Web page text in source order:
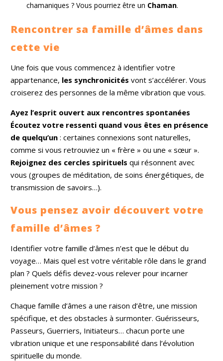
chamaniques ? Vous pourriez être un Chaman.
Rencontrer sa famille d’âmes dans
cette vie
Une fois que vous commencez à identifier votre
appartenance, les synchronicités vont s’accélérer. Vous
croiserez des personnes de la même vibration que vous.
Ayez l’esprit ouvert aux rencontres spontanées
Écoutez votre ressenti quand vous êtes en présence
de quelqu’un : certaines connexions sont naturelles,
comme si vous retrouviez un « frère » ou une « sœur ».
Rejoignez des cercles spirituels qui résonnent avec
vous (groupes de méditation, de soins énergétiques, de
transmission de savoirs…).
Vous pensez avoir découvert votre
famille d’âmes ?
Identifier votre famille d’âmes n’est que le début du
voyage… Mais quel est votre véritable rôle dans le grand
plan ? Quels défis devez-vous relever pour incarner
pleinement votre mission ?
Chaque famille d’âmes a une raison d’être, une mission
spécifique, et des obstacles à surmonter. Guérisseurs,
Passeurs, Guerriers, Initiateurs… chacun porte une
vibration unique et une responsabilité dans l’évolution
spirituelle du monde.